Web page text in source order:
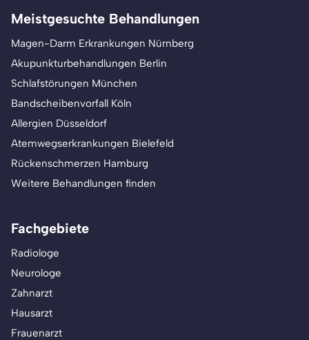
Meistgesuchte Behandlungen
Magen-Darm Erkrankungen Nürnberg
Akupunkturbehandlungen Berlin
Schlafstörungen München
Bandscheibenvorfall Köln
Allergien Düsseldorf
Atemwegserkrankungen Bielefeld
Rückenschmerzen Hamburg
Weitere Behandlungen finden
Fachgebiete
Radiologe
Neurologe
Zahnarzt
Hausarzt
Frauenarzt